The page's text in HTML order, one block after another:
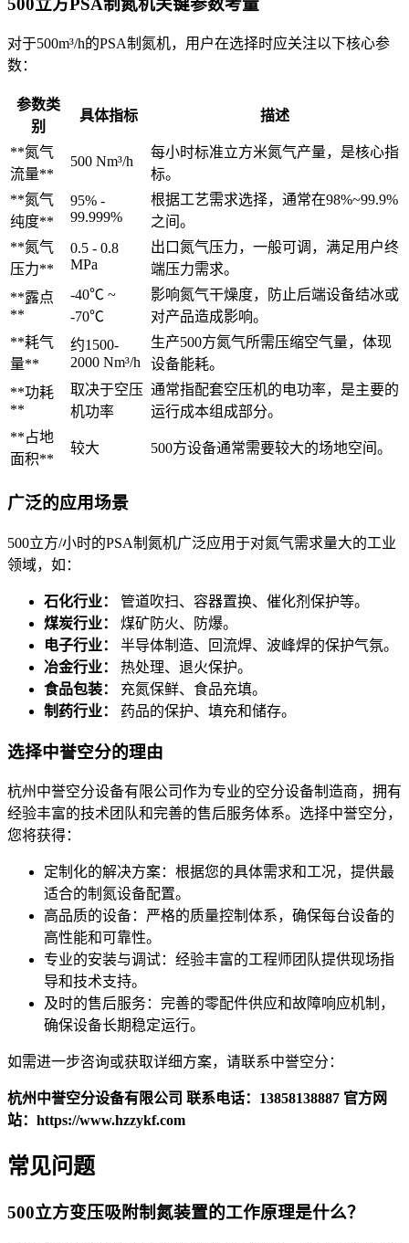
对于500m³/h的PSA制氮机，用户在选择时应关注以下核心参
数：
参数类
别
具体指标 描述
**氮气
流量**
500 Nm³/h
每小时标准立方米氮气产量，是核心指
标。
**氮气
纯度**
95% -
99.999%
根据工艺需求选择，通常在98%~99.9%
之间。
**氮气
压力**
0.5 - 0.8
MPa
出口氮气压力，一般可调，满足用户终
端压力需求。
**露点
**
-40℃ ~
-70℃
影响氮气干燥度，防止后端设备结冰或
对产品造成影响。
**耗气
量**
约1500-
2000 Nm³/h
生产500方氮气所需压缩空气量，体现
设备能耗。
**功耗
**
取决于空压
机功率
通常指配套空压机的电功率，是主要的
运行成本组成部分。
**占地
面积**
较大 500方设备通常需要较大的场地空间。
广泛的应用场景
500立方/小时的PSA制氮机广泛应用于对氮气需求量大的工业
领域，如：
石化行业：
管道吹扫、容器置换、催化剂保护等。
煤炭行业：
煤矿防火、防爆。
电子行业：
半导体制造、回流焊、波峰焊的保护气氛。
冶金行业：
热处理、退火保护。
食品包装：
充氮保鲜、食品充填。
制药行业：
药品的保护、填充和储存。
选择中誉空分的理由
杭州中誉空分设备有限公司作为专业的空分设备制造商，拥有
经验丰富的技术团队和完善的售后服务体系。选择中誉空分，
您将获得：
定制化的解决方案：根据您的具体需求和工况，提供最
适合的制氮设备配置。
高品质的设备：严格的质量控制体系，确保每台设备的
高性能和可靠性。
专业的安装与调试：经验丰富的工程师团队提供现场指
导和技术支持。
及时的售后服务：完善的零配件供应和故障响应机制，
确保设备长期稳定运行。
如需进一步咨询或获取详细方案，请联系中誉空分：
杭州中誉空分设备有限公司 联系电话：13858138887 官方网
站：https://www.hzzykf.com
常见问题
500立方变压吸附制氮装置的工作原理是什么？